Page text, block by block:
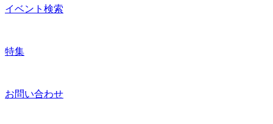
イベント検索
特集
お問い合わせ